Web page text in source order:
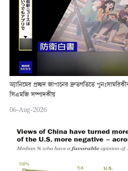
অ্যানিমের প্রচ্ছদ জাপানের দ্রুতগতিতে
সিএমজি সম্পাদকীয়
06-Aug-2026